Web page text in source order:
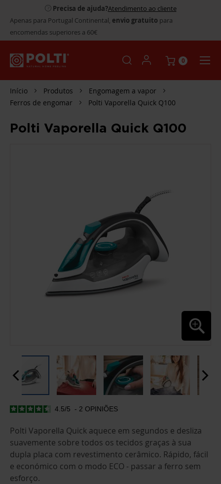
Precisa de ajuda?Atendimento ao cliente
Apenas para Portugal Continental, envio gratuito para
encomendas superiores a 60€
0
Início Produtos
Engomagem a vapor
Ferros de engomar
Polti Vaporella Quick Q100
Polti Vaporella Quick Q100
SALTAR
O
INÍCIO
DA
GALERIA
DE
IMAGENS
4.5/5 - 2 OPINIÕES
Polti Vaporella Quick aquece em segundos e desliza
suavemente sobre todos os tecidos graças à sua
dupla placa com revestimento cerâmico. Rápido, fácil
e económico com o modo ECO - passar a ferro sem
esforço.